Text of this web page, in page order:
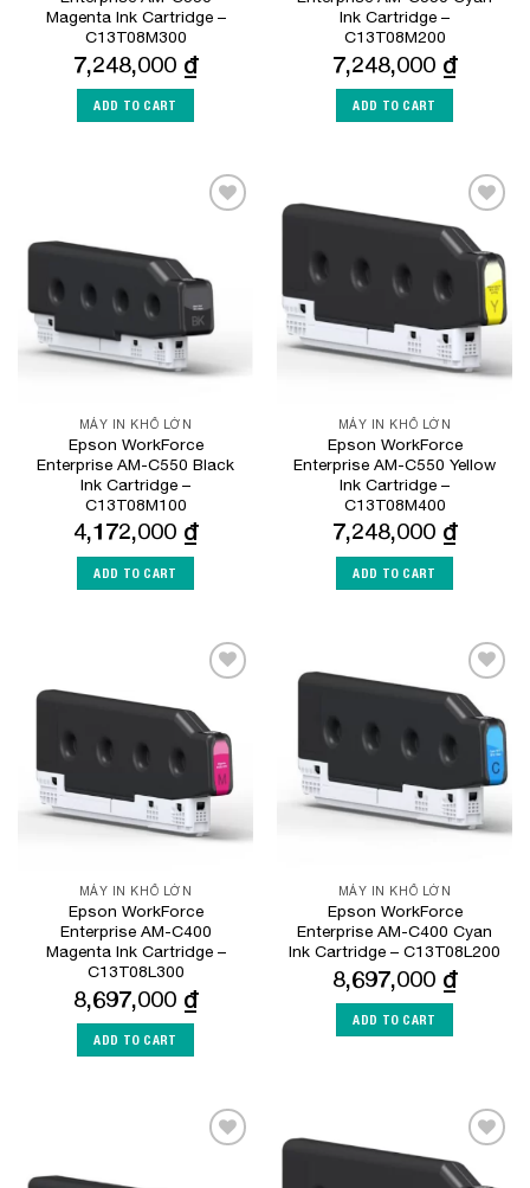
Magenta Ink Cartridge –
C13T08M300
7,248,000 ₫
ADD TO CART
Ink Cartridge –
C13T08M200
7,248,000 ₫
ADD TO CART
MÁY IN KHỔ LỚN
Epson WorkForce
Enterprise AM-C550 Black
Ink Cartridge –
C13T08M100
4,172,000 ₫
ADD TO CART
Add to
Wishlist
MÁY IN KHỔ LỚN
Epson WorkForce
Enterprise AM-C550 Yellow
Ink Cartridge –
C13T08M400
7,248,000 ₫
ADD TO CART
Wishlist
MÁY IN KHỔ LỚN
Epson WorkForce
Enterprise AM-C400
Magenta Ink Cartridge –
C13T08L300
8,697,000 ₫
ADD TO CART
Add to
Wishlist
MÁY IN KHỔ LỚN
Epson WorkForce
Enterprise AM-C400 Cyan
Ink Cartridge – C13T08L200
8,697,000 ₫
ADD TO CART
Add to
Wishlist